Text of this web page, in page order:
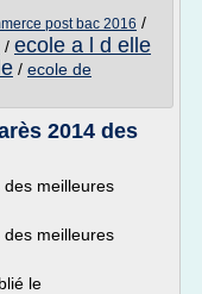
post bac 2016 /
/ ecole a l d elle
/ ecole de
2014 des
meilleures
meilleures
le